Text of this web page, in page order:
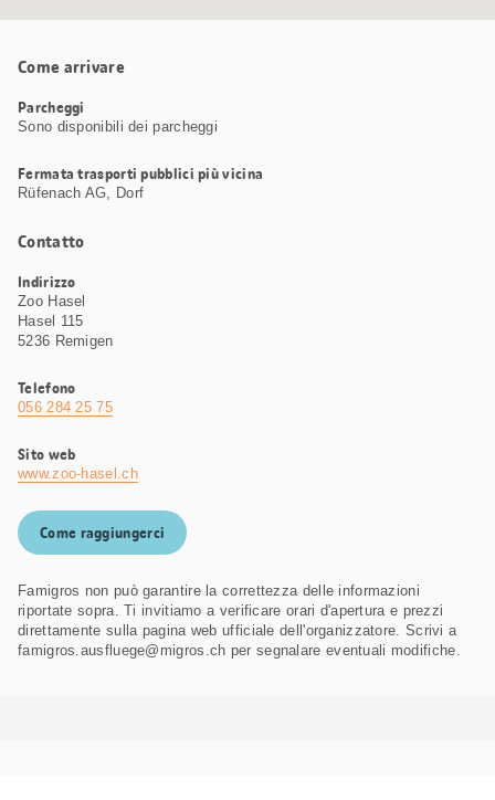
Come arrivare
Parcheggi
Sono disponibili dei parcheggi
Fermata trasporti pubblici più vicina
Rüfenach AG, Dorf
Contatto
Indirizzo
Zoo Hasel
Hasel 115
5236 Remigen
Telefono
056 284 25 75
Sito web
www.zoo-hasel.ch
Come raggiungerci
Famigros non può garantire la correttezza delle informazioni
riportate sopra. Ti invitiamo a verificare orari d'apertura e prezzi
direttamente sulla pagina web ufficiale dell'organizzatore. Scrivi a
famigros.ausfluege@migros.ch per segnalare eventuali modifiche.